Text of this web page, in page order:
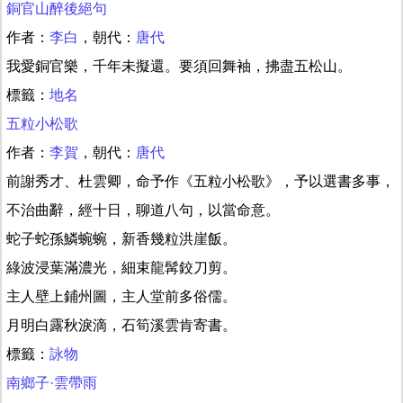
銅官山醉後絕句
作者： 李白 ，朝代： 唐代
我愛銅官樂，千年未擬還。要須回舞袖，拂盡五松山。
標籤： 地名
五粒小松歌
作者： 李賀 ，朝代： 唐代
前謝秀才、杜雲卿，命予作《五粒小松歌》，予以選書多事，
不治曲辭，經十日，聊道八句，以當命意。
蛇子蛇孫鱗蜿蜿，新香幾粒洪崖飯。
綠波浸葉滿濃光，細束龍髯鉸刀剪。
主人壁上鋪州圖，主人堂前多俗儒。
月明白露秋淚滴，石筍溪雲肯寄書。
標籤： 詠物
南鄉子·雲帶雨